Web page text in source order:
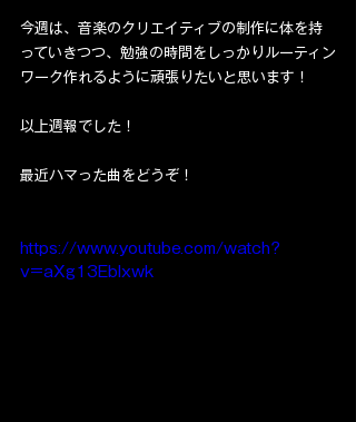
今週は、音楽のクリエイティブの制作に体を持
っていきつつ、勉強の時間をしっかりルーティン
ワーク作れるように頑張りたいと思います！
以上週報でした！
最近ハマった曲をどうぞ！
https://www.youtube.com/watch?
v=aXg13Eblxwk